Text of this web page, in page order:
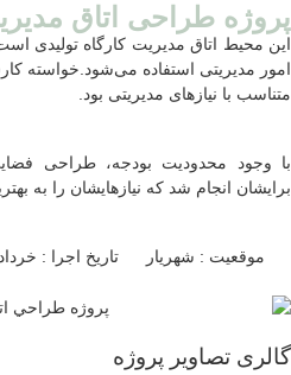
پروژه طراحی اتاق
این محيط اتاق مدیریت کارگاه تولیدی
امور مدیریتی استفاده می‌شود.خواسته
متناسب با نیازهای مدیریتی بود.
با وجود محدودیت بودجه، طراحی
برایشان انجام شد که نیازهایشان را به
موقعیت : شهریار تاریخ اجرا : خرداد ۱۳۹۹
گالری تصاویر پروژه